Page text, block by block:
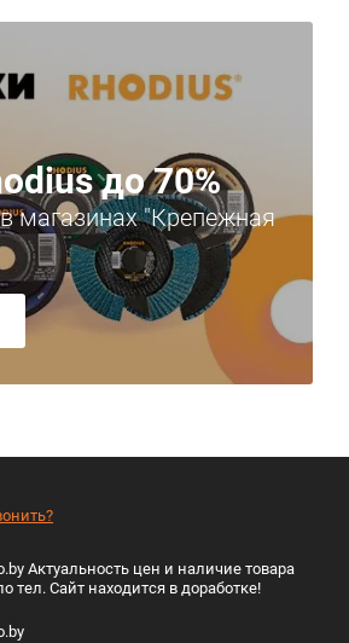
до 70%
магазинах "Крепежная
Актуальность цен и наличие товара
тел. Сайт находится в доработке!